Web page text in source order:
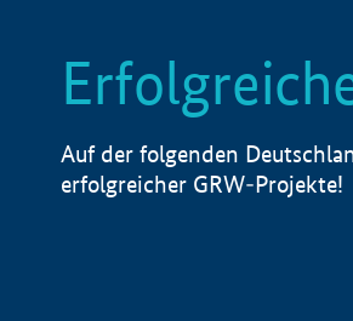
Auf der folgenden
erfolgreicher GRW-Projekte!